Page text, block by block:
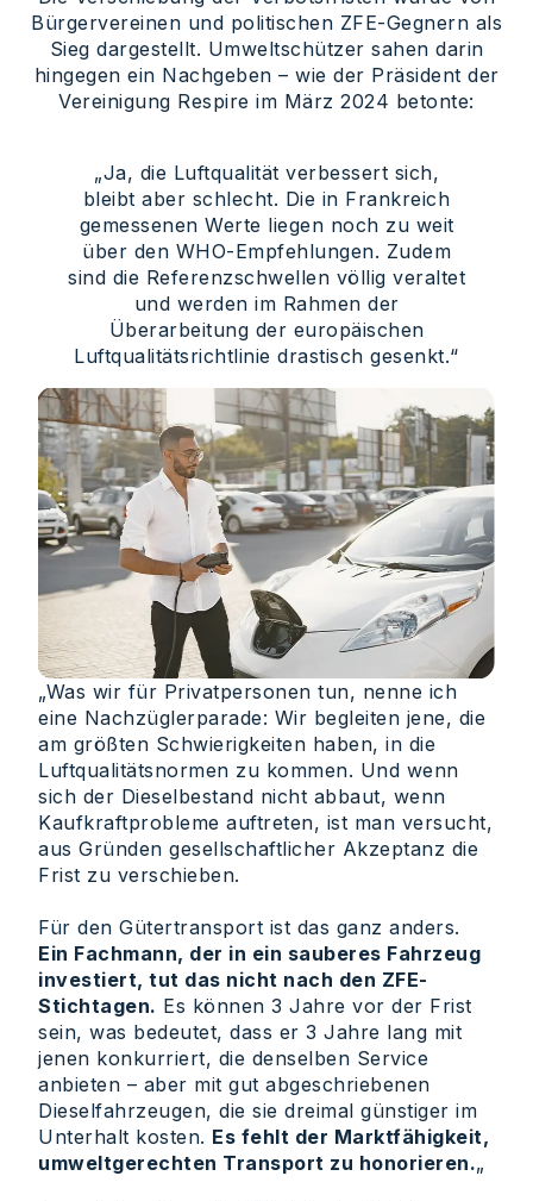
Bürgervereinen und politischen ZFE-Gegnern als
Sieg dargestellt. Umweltschützer sahen darin
hingegen ein Nachgeben – wie der Präsident der
Vereinigung Respire im März 2024 betonte:
„Ja, die Luftqualität verbessert sich,
bleibt aber schlecht. Die in Frankreich
gemessenen Werte liegen noch zu weit
über den WHO-Empfehlungen. Zudem
sind die Referenzschwellen völlig veraltet
und werden im Rahmen der
Überarbeitung der europäischen
Luftqualitätsrichtlinie drastisch gesenkt.“
„Was wir für Privatpersonen tun, nenne ich
eine Nachzüglerparade: Wir begleiten jene, die
am größten Schwierigkeiten haben, in die
Luftqualitätsnormen zu kommen. Und wenn
sich der Dieselbestand nicht abbaut, wenn
Kaufkraftprobleme auftreten, ist man versucht,
aus Gründen gesellschaftlicher Akzeptanz die
Frist zu verschieben.
Für den Gütertransport ist das ganz anders.
Ein Fachmann, der in ein sauberes Fahrzeug
investiert, tut das nicht nach den ZFE-
Stichtagen. Es können 3 Jahre vor der Frist
sein, was bedeutet, dass er 3 Jahre lang mit
jenen konkurriert, die denselben Service
anbieten – aber mit gut abgeschriebenen
Dieselfahrzeugen, die sie dreimal günstiger im
Unterhalt kosten. Es fehlt der Marktfähigkeit,
umweltgerechten Transport zu honorieren.„